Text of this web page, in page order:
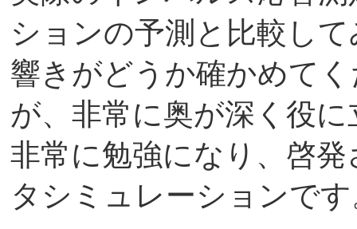
ションの予測と比較し
響きがどうか確かめて
が、非常に奥が深く役
非常に勉強になり、啓
タシミュレーションで